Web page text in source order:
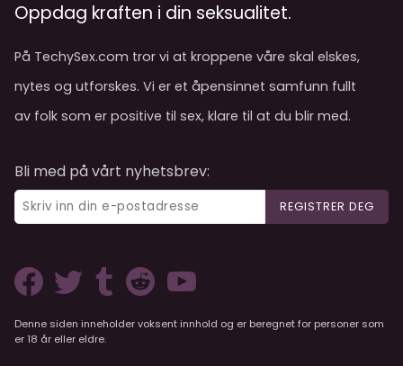
Oppdag kraften i din seksualitet.
På TechySex.com tror vi at kroppene våre skal elskes,
nytes og utforskes. Vi er et åpensinnet samfunn fullt
av folk som er positive til sex, klare til at du blir med.
Bli med på vårt nyhetsbrev:
REGISTRER DEG
Denne siden inneholder voksent innhold og er beregnet for personer som
er 18 år eller eldre.